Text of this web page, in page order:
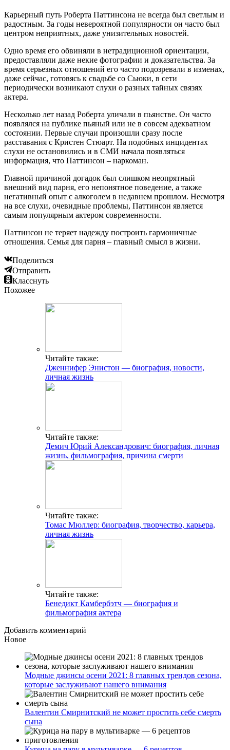
Карьерный путь Роберта Паттинсона не всегда был светлым и
радостным. За годы невероятной популярности он часто был
центром неприятных, даже унизительных новостей.
Одно время его обвиняли в нетрадиционной ориентации,
предоставляли даже некие фотографии и доказательства. За
время серьезных отношений его часто подозревали в изменах,
даже сейчас, готовясь к свадьбе со Сьюки, в сети
периодически возникают слухи о разных тайных связях
актера.
Несколько лет назад Роберта уличали в пьянстве. Он часто
появлялся на публике пьяный или не в совсем адекватном
состоянии. Первые случаи произошли сразу после
расставания с Кристен Стюарт. На подобных инцидентах
слухи не остановились и в СМИ начала появляться
информация, что Паттинсон – наркоман.
Главной причиной догадок был слишком неопрятный
внешний вид парня, его непонятное поведение, а также
негативный опыт с алкоголем в недавнем прошлом. Несмотря
на все слухи, очевидные проблемы, Паттинсон является
самым популярным актером современности.
Паттинсон не теряет надежду построить гармоничные
отношения. Семья для парня – главный смысл в жизни.
Поделиться
Отправить
Класснуть
Похожее
Читайте также:
Дженнифер Энистон — биография, новости,
личная жизнь
Читайте также:
Демич Юрий Александрович: биография, личная
жизнь, фильмография, причина смерти
Читайте также:
Томас Мюллер: биография, творчество, карьера,
личная жизнь
Читайте также:
Бенедикт Камбербэтч — биография и
фильмография актера
Добавить комментарий
Новое
Модные джинсы осени 2021: 8 главных трендов сезона,
которые заслуживают нашего внимания
Валентин Смирнитский не может простить себе смерть
сына